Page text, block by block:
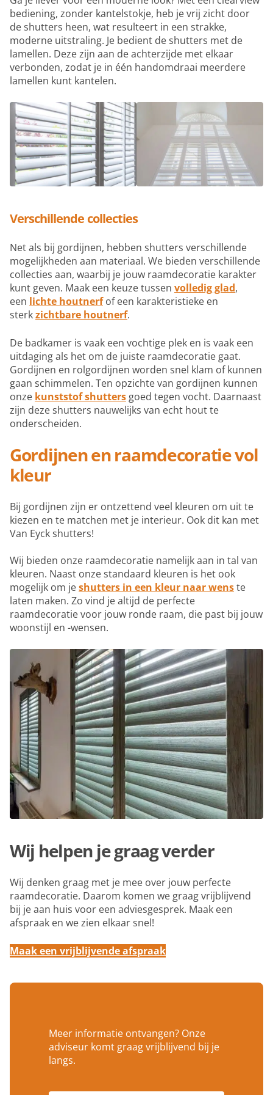
bediening, zonder kantelstokje, heb je vrij zicht door
de shutters heen, wat resulteert in een strakke,
moderne uitstraling. Je bedient de shutters met de
lamellen. Deze zijn aan de achterzijde met elkaar
verbonden, zodat je in één handomdraai meerdere
lamellen kunt kantelen.
Verschillende collecties
Net als bij gordijnen, hebben shutters verschillende
mogelijkheden aan materiaal. We bieden verschillende
collecties aan, waarbij je jouw raamdecoratie karakter
kunt geven. Maak een keuze tussen volledig glad,
een lichte houtnerfof een karakteristieke en
sterkzichtbare houtnerf.
De badkamer is vaak een vochtige plek en is vaak een
uitdaging als het om de juiste raamdecoratie gaat.
Gordijnen en rolgordijnen worden snel klam of kunnen
gaan schimmelen. Ten opzichte van gordijnen kunnen
onze kunststof shuttersgoed tegen vocht. Daarnaast
zijn deze shutters nauwelijks van echt hout te
onderscheiden.
Gordijnen en raamdecoratie vol
kleur
Bij gordijnen zijn er ontzettend veel kleuren om uit te
kiezen en te matchen met je interieur. Ook dit kan met
Van Eyck shutters!
Wij bieden onze raamdecoratie namelijk aan in tal van
kleuren. Naast onze standaard kleuren is het ook
mogelijk om jeshutters in een kleur naar wenste
laten maken. Zo vind je altijd de perfecte
raamdecoratie voor jouw ronde raam, die past bij jouw
woonstijl en -wensen.
Wij helpen je graag verder
Wij denken graag met je mee over jouw perfecte
raamdecoratie. Daarom komen we graag vrijblijvend
bij je aan huis voor een adviesgesprek. Maak een
afspraak en we zien elkaar snel!
Maak een vrijblijvende afspraak
Meer informatie ontvangen? Onze
adviseur komt graag vrijblijvend bij je
langs.